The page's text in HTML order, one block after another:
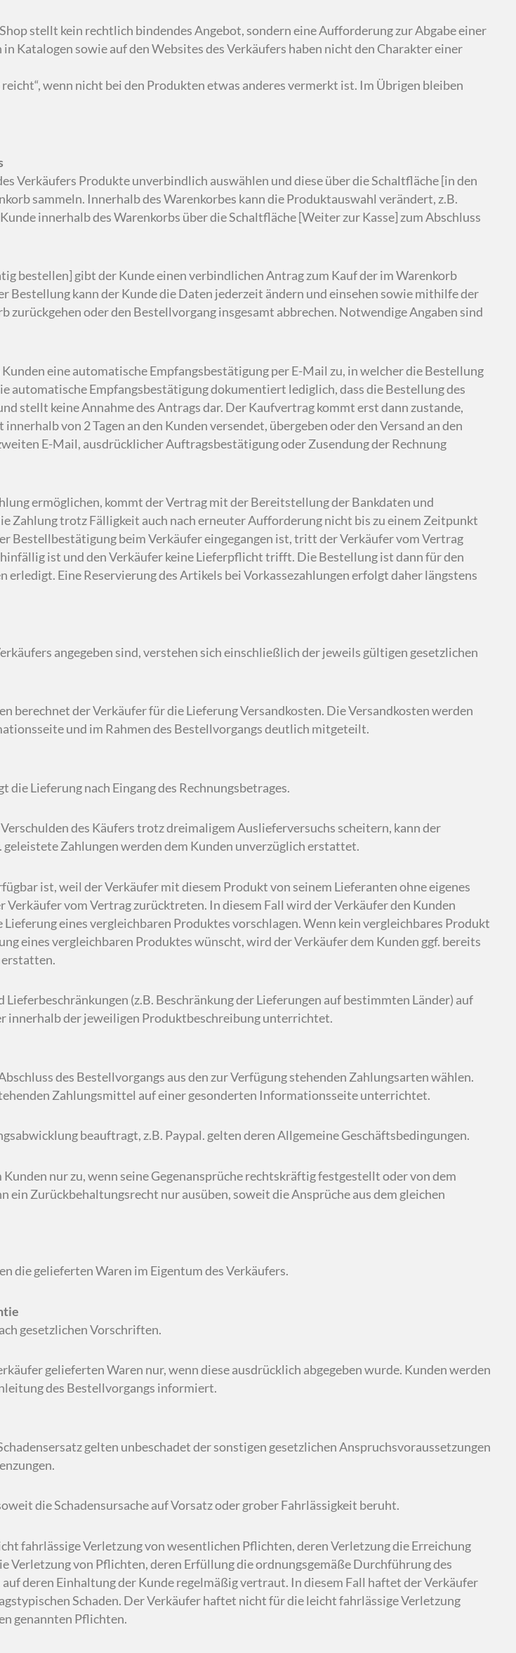
stellt kein rechtlich bindendes Angebot, sondern eine Aufforderung zur Abgabe einer
Katalogen sowie auf den Websites des Verkäufers haben nicht den Charakter einer
wenn nicht bei den Produkten etwas anderes vermerkt ist. Im Übrigen bleiben
Verkäufers Produkte unverbindlich auswählen und diese über die Schaltfläche [in den
sammeln. Innerhalb des Warenkorbes kann die Produktauswahl verändert, z.B.
innerhalb des Warenkorbs über die Schaltfläche [Weiter zur Kasse] zum Abschluss
bestellen] gibt der Kunde einen verbindlichen Antrag zum Kauf der im Warenkorb
Bestellung kann der Kunde die Daten jederzeit ändern und einsehen sowie mithilfe der
zurückgehen oder den Bestellvorgang insgesamt abbrechen. Notwendige Angaben sind
eine automatische Empfangsbestätigung per E-Mail zu, in welcher die Bestellung
automatische Empfangsbestätigung dokumentiert lediglich, dass die Bestellung des
stellt keine Annahme des Antrags dar. Der Kaufvertrag kommt erst dann zustande,
von 2 Tagen an den Kunden versendet, übergeben oder den Versand an den
E-Mail, ausdrücklicher Auftragsbestätigung oder Zusendung der Rechnung
ermöglichen, kommt der Vertrag mit der Bereitstellung der Bankdaten und
Zahlung trotz Fälligkeit auch nach erneuter Aufforderung nicht bis zu einem Zeitpunkt
Bestellbestätigung beim Verkäufer eingegangen ist, tritt der Verkäufer vom Vertrag
ist und den Verkäufer keine Lieferpflicht trifft. Die Bestellung ist dann für den
erledigt. Eine Reservierung des Artikels bei Vorkassezahlungen erfolgt daher längstens
angegeben sind, verstehen sich einschließlich der jeweils gültigen gesetzlichen
berechnet der Verkäufer für die Lieferung Versandkosten. Die Versandkosten werden
und im Rahmen des Bestellvorgangs deutlich mitgeteilt.
Lieferung nach Eingang des Rechnungsbetrages.
des Käufers trotz dreimaligem Auslieferversuchs scheitern, kann der
Zahlungen werden dem Kunden unverzüglich erstattet.
ist, weil der Verkäufer mit diesem Produkt von seinem Lieferanten ohne eigenes
vom Vertrag zurücktreten. In diesem Fall wird der Verkäufer den Kunden
eines vergleichbaren Produktes vorschlagen. Wenn kein vergleichbares Produkt
eines vergleichbaren Produktes wünscht, wird der Verkäufer dem Kunden ggf. bereits
(z.B. Beschränkung der Lieferungen auf bestimmten Länder) auf
innerhalb der jeweiligen Produktbeschreibung unterrichtet.
des Bestellvorgangs aus den zur Verfügung stehenden Zahlungsarten wählen.
Zahlungsmittel auf einer gesonderten Informationsseite unterrichtet.
beauftragt, z.B. Paypal. gelten deren Allgemeine Geschäftsbedingungen.
nur zu, wenn seine Gegenansprüche rechtskräftig festgestellt oder von dem
ein Zurückbehaltungsrecht nur ausüben, soweit die Ansprüche aus dem gleichen
die gelieferten Waren im Eigentum des Verkäufers.
gesetzlichen Vorschriften.
gelieferten Waren nur, wenn diese ausdrücklich abgegeben wurde. Kunden werden
des Bestellvorgangs informiert.
gelten unbeschadet der sonstigen gesetzlichen Anspruchsvoraussetzungen
die Schadensursache auf Vorsatz oder grober Fahrlässigkeit beruht.
fahrlässige Verletzung von wesentlichen Pflichten, deren Verletzung die Erreichung
Verletzung von Pflichten, deren Erfüllung die ordnungsgemäße Durchführung des
deren Einhaltung der Kunde regelmäßig vertraut. In diesem Fall haftet der Verkäufer
Schaden. Der Verkäufer haftet nicht für die leicht fahrlässige Verletzung
genannten Pflichten.